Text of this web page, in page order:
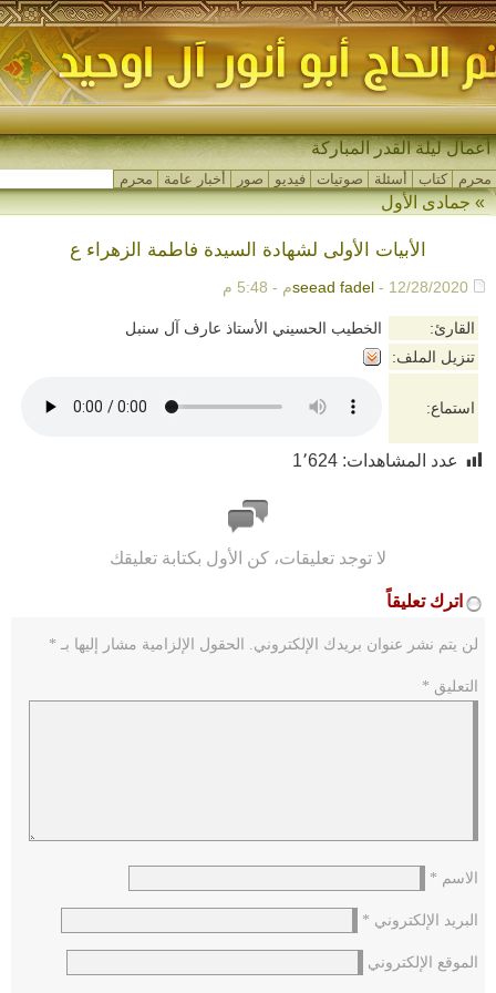
م_
محرم كتاب أسئلة صوتيات فيديو صور أخبار عامة محرم
»جمادى الأول
الأبيات الأولى لشهادة السيدة فاطمة الزهراء ع
seead fadel - 12/28/2020م - 5:48 م
القارئ:
الخطيب الحسيني الأستاذ عارف آل سنبل
تنزيل الملف:
استماع:
عدد المشاهدات: 1٬624
لا توجد تعليقات، كن الأول بكتابة تعليقك
اترك تعليقاً
لن يتم نشر عنوان بريدك الإلكتروني. الحقول الإلزامية مشار إليها بـ *
التعليق *
الاسم *
البريد الإلكتروني *
الموقع الإلكتروني